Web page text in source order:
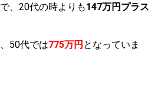
で、20代の時よりも147万円プラス
、50代では775万円 となっていま